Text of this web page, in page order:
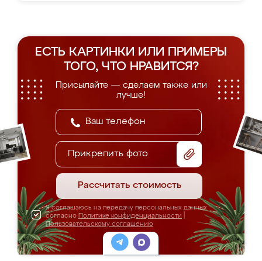
ЕСТЬ КАРТИНКИ ИЛИ ПРИМЕРЫ
ТОГО, ЧТО НРАВИТСЯ?
Присылайте — сделаем также или
лучше!
Прикрепить фото
Рассчитать стоимость
Я соглашаюсь на передачу персональных данных
согласно Политике конфиденциальности
Пользовательскому соглашению